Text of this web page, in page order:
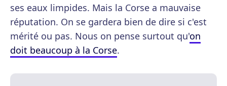
ses eaux limpides. Mais la Corse a mauvaise
réputation. On se gardera bien de dire si c'est
mérité ou pas. Nous on pense surtout qu'on
doit beaucoup à la Corse.